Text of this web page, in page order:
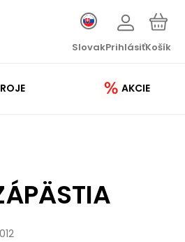
SlovakPrihlásiťKošík
AKCIE